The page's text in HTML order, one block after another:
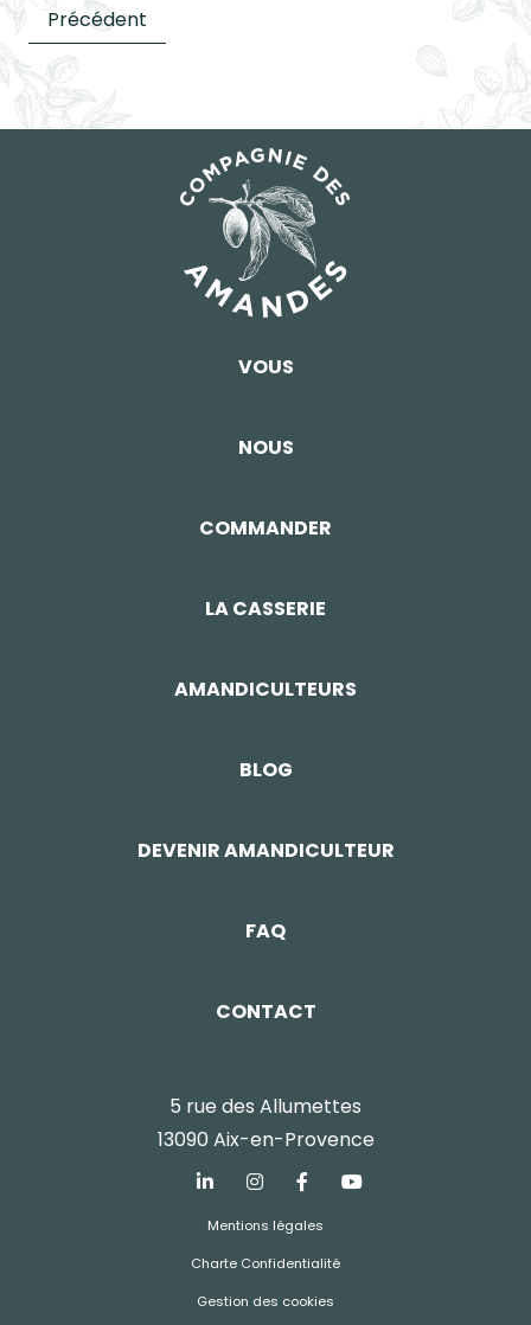
Précédent
VOUS
NOUS
COMMANDER
LA CASSERIE
AMANDICULTEURS
BLOG
DEVENIR AMANDICULTEUR
FAQ
CONTACT
5 rue des Allumettes
13090 Aix-en-Provence
Mentions légales
Charte Confidentialité
Gestion des cookies